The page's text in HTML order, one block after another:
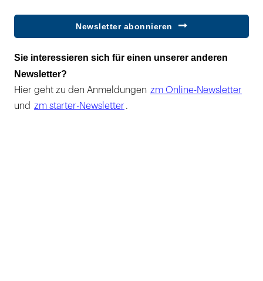
Newsletter abonnieren
Sie interessieren sich für einen unserer anderen
Newsletter?
Hier geht zu den Anmeldungen zm Online-Newsletter
und zm starter-Newsletter .